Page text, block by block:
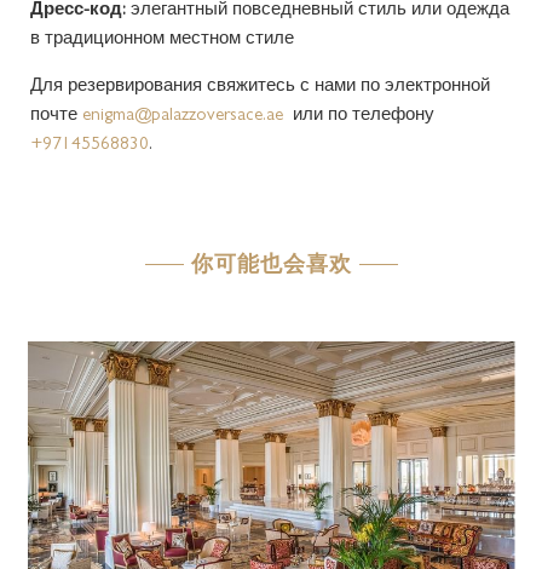
Дресс-код: элегантный повседневный стиль или одежда
в традиционном местном стиле
Для резервирования свяжитесь с нами по электронной
почте enigma@palazzoversace.ae или по телефону
+97145568830.
你可能也会喜欢